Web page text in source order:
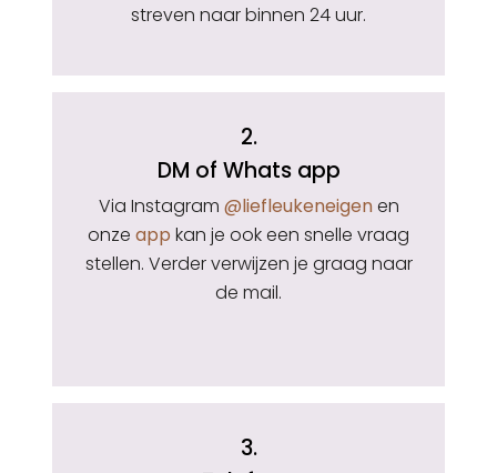
streven naar binnen 24 uur.
2.
DM of Whats app
Via Instagram @liefleukeneigenen
onze app kan je ook een snelle vraag
stellen. Verder verwijzen je graag naar
de mail.
3.